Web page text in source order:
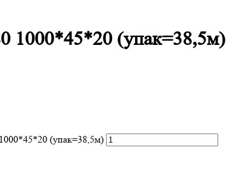
1000*45*20 (упак=38,5м)
(упак=38,5м)